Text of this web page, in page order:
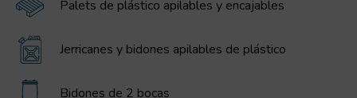
Palets de plástico apilables y encajables
Jerricanes y bidones apilables de plástico
Bidones de 2 bocas